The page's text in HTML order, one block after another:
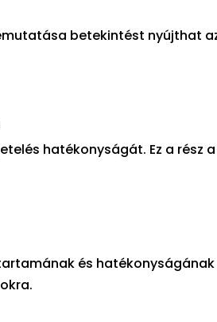
betekintést nyújthat
hatékonyságát. Ez a rész
és hatékonyságának